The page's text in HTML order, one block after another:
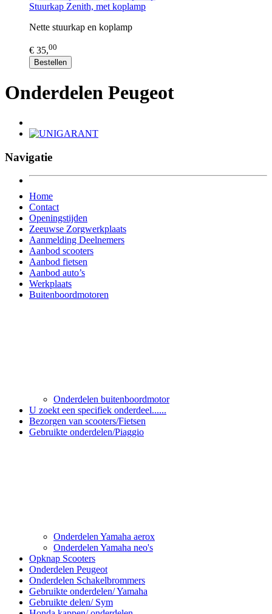
Stuurkap Zenith, met koplamp
Nette stuurkap en koplamp
€ 35,00
Bestellen
Onderdelen Peugeot
Navigatie
Home
Contact
Openingstijden
Zeeuwse Zorgwerkplaats
Aanmelding Deelnemers
Aanbod scooters
Aanbod fietsen
Aanbod auto’s
Werkplaats
Buitenboordmotoren
Onderdelen buitenboordmotor
U zoekt een specifiek onderdeel......
Bezorgen van scooters/Fietsen
Gebruikte onderdelen/Piaggio
Onderdelen Yamaha aerox
Onderdelen Yamaha neo's
Opknap Scooters
Onderdelen Peugeot
Onderdelen Schakelbrommers
Gebruikte onderdelen/ Yamaha
Gebruikte delen/ Sym